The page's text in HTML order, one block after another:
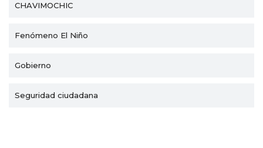
CHAVIMOCHIC
Fenómeno El Niño
Gobierno
Seguridad ciudadana